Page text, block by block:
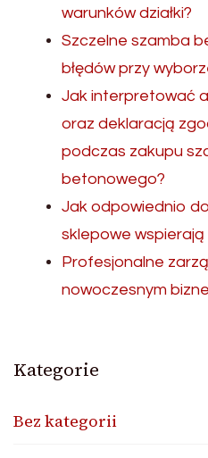
warunków działki?
Szczelne szamba
błędów przy
Jak interpretować
oraz deklaracją
podczas zakupu
betonowego?
Jak odpowiednio
sklepowe
Profesjonalne
nowoczesnym
Kategorie
Bez kategorii